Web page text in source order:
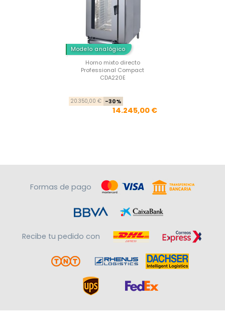
Modelo analógico
Horno mixto directo
Professional Compact
CDA220E
20.350,00 € -30%
14.245,00 €
Formas de pago
Recibe tu pedido con